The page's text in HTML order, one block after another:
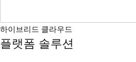
하이브리드 클라우드
플랫폼 솔루션